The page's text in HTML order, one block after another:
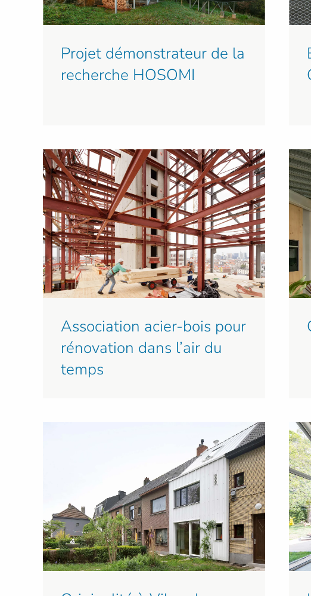
Projet démonstrateur de la
recherche HOSOMI
Association acier-bois pour
rénovation dans l’air du
temps